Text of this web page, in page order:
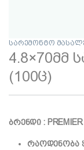
სარემონტო
4.8×70მმ
(100ც)
ბრენდი : PREMIER
რაოდენობა